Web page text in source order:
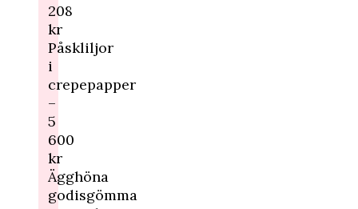
208
kr
Påskliljor
i
crepepapper
–
5
600
kr
Ägghöna
godisgömma